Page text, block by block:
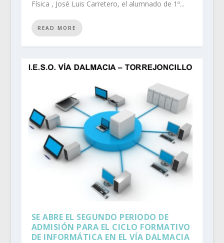
Física , José Luis Carretero, el alumnado de 1º...
READ MORE
SE ABRE EL SEGUNDO PERIODO DE
ADMISIÓN PARA EL CICLO FORMATIVO
DE INFORMÁTICA EN EL VÍA DALMACIA